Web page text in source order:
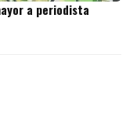
a periodista